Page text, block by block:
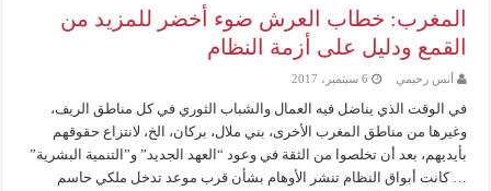
المغرب: خطاب العرش ضوء أخضر للمزيد من
القمع ودليل على أزمة النظام
أنس رحيمي 6 سبتمبر، 2017
في الوقت الذي يناضل فيه العمال والشباب الثوري في كل مناطق الريف،
وغيرها من مناطق المغرب الأخرى، بني ملال، بركان، الخ، لانتزاع حقوقهم
بأيديهم، بعد أن تخلصوا من الثقة في وعود “العهد الجديد” و”التنمية البشرية”
… كانت أبواق النظام تنشر الأوهام بشأن قرب موعد تدخل ملكي حاسم